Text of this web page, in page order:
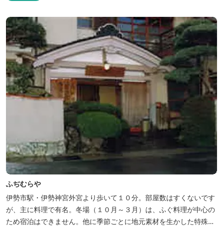
ふぢむらや
伊勢市駅・伊勢神宮外宮より歩いて１０分。部屋数はすくないです
が、主に料理で有名。冬場（１０月～３月）は、ふぐ料理が中心の
ため宿泊はできません。他に季節ごとに地元素材を生かした特殊料